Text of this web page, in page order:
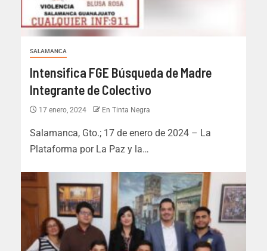
SALAMANCA
Intensifica FGE Búsqueda de Madre
Integrante de Colectivo
17 enero, 2024 En Tinta Negra
Salamanca, Gto.; 17 de enero de 2024 – La
Plataforma por La Paz y la…